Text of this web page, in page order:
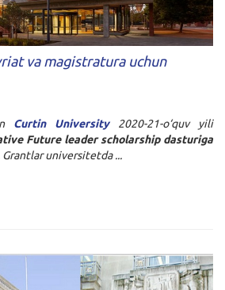
va magistratura uchun
Curtin University2020-21-o‘quv yili
Future leader scholarship dasturiga
universitetda ...